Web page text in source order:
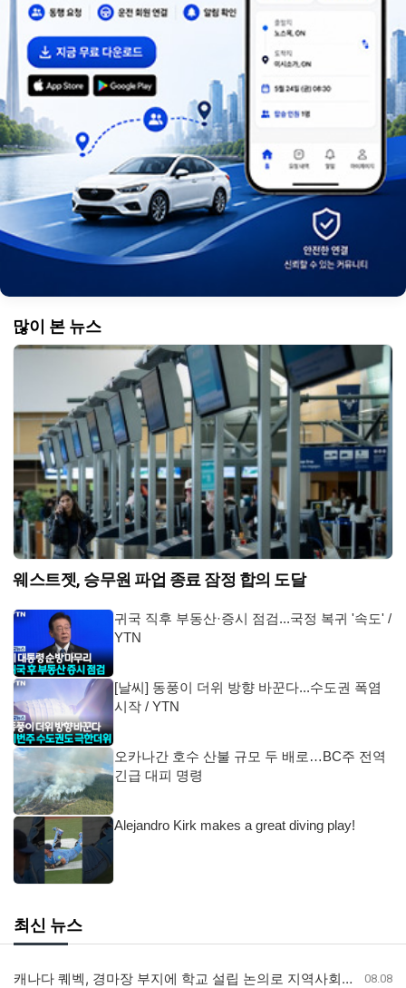
많이 본 뉴스
웨스트젯, 승무원 파업 종료 잠정 합의 도달
귀국 직후 부동산·증시 점검...국정 복귀 '속도' /
YTN
[날씨] 동풍이 더위 방향 바꾼다...수도권 폭염
시작 / YTN
오카나간 호수 산불 규모 두 배로…BC주 전역
긴급 대피 명령
Alejandro Kirk makes a great diving play!
최신 뉴스
캐나다 퀘벡, 경마장 부지에 학교 설립 논의로 지역사회 갈등 08.08